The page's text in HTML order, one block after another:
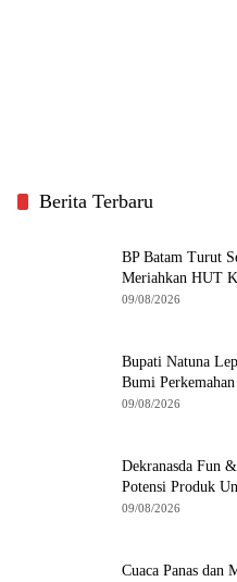
Berita Terbaru
BP Batam Turut
Meriahkan HUT
09/08/2026
Bupati Natuna
Bumi
09/08/2026
Dekranasda Fun
Potensi Produk
09/08/2026
Cuaca Panas